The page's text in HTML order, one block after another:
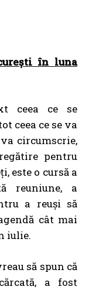
în luna
ceea ce se
ceea ce se va
circumscrie,
pentru
este o cursă a
reuniune, a
a reuși să
cât mai
iulie.
să spun că
a fost